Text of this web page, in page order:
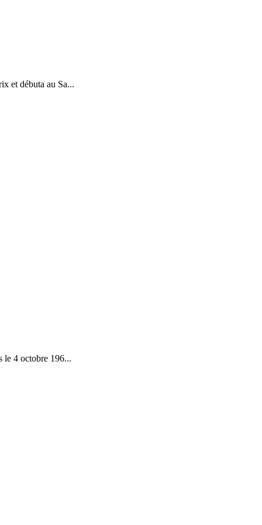
et débuta au Sa...
le 4 octobre 196...